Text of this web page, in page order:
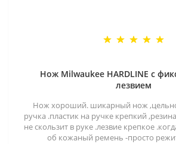
Нож Milwaukee HARDLINE с
лезвием
Нож хороший. шикарный нож
ручка .пластик на ручке крепкий
не скользит в руке .лезвие крепкое
об кожаный ремень -просто